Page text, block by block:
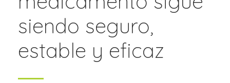
siendo seguro,
estable y eficaz